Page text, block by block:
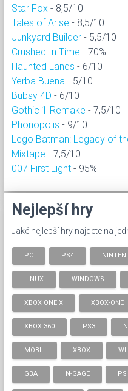
Star Fox - 8,5/10
Tales of Arise - 8,5/10
Junkyard Builder - 5,5/10
Crushed In Time - 70%
Haunted Lands - 6/10
Yerba Buena - 5/10
Bubsy 4D - 6/10
Gothic 1 Remake - 7,5/10
Phonopolis - 9/10
Lego Batman: Legacy of
Mixtape - 7,5/10
007 First Light - 95%
Nejlepší hry
Jaké nejlepší hry najdete na
PC PS4
LINUX WINDOWS
XBOX ONE X XBOX-ONE
XBOX 360 PS3
MOBIL XBOX WII
GBA N-GAGE